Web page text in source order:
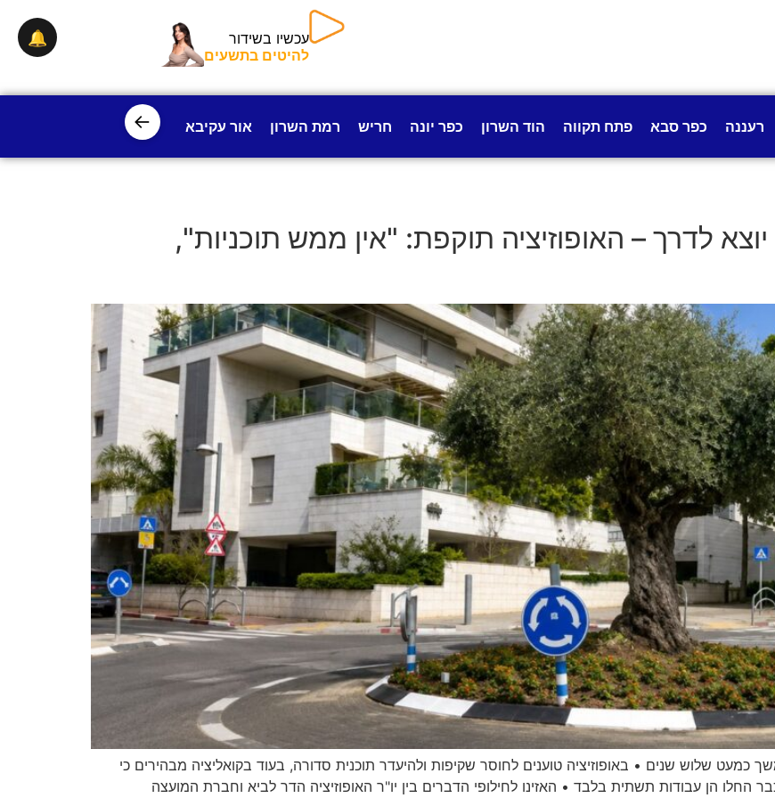
עכשיו בשידור
להיטים בתשעים
רעננה כפר סבא פתח תקווה הוד השרון כפר יונה חריש רמת השרון אור עקיבא פרדס חנה
←
לדרך – האופוזיציה תוקפת: "אין ממש תוכניות",
שלוש שנים • באופוזיציה טוענים לחוסר שקיפות ולהיעדר תוכנית סדורה, בעוד בקואליציה מבהירים כי
החלו הן עבודות תשתית בלבד • האזינו לחילופי הדברים בין יו"ר האופוזיציה הדר לביא וחברת המועצה
🔔